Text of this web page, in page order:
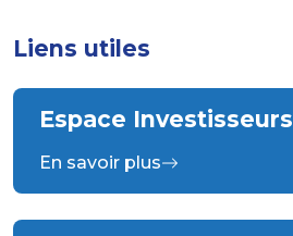
Liens utiles
Espace Investisseurs
En savoir plus